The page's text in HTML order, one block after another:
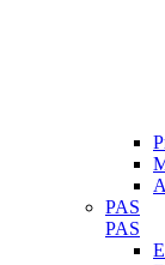
PAS
PAS